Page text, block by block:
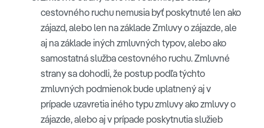
cestovného ruchu nemusia byť poskytnuté len ako
zájazd, alebo len na základe Zmluvy o zájazde, ale
aj na základe iných zmluvných typov, alebo ako
samostatná služba cestovného ruchu. Zmluvné
strany sa dohodli, že postup podľa týchto
zmluvných podmienok bude uplatnený aj v
prípade uzavretia iného typu zmluvy ako zmluvy o
zájazde, alebo aj v prípade poskytnutia služieb